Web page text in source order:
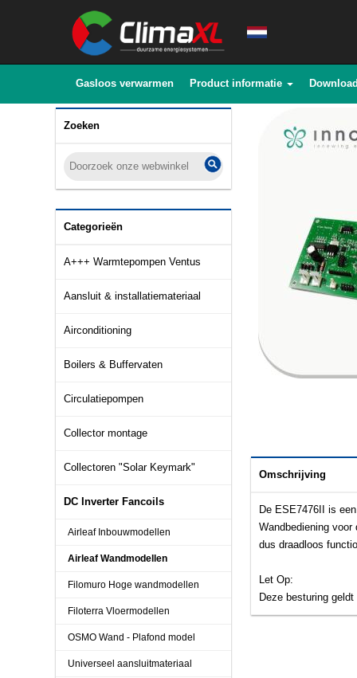
Gasloos verwarmen Product informatie
Zoeken
Categorieën
A+++ Warmtepompen Ventus
Aansluit & installatiemateriaal
Airconditioning
Boilers & Buffervaten
Circulatiepompen
Collector montage
Collectoren "Solar Keymark"
DC Inverter Fancoils
Airleaf Inbouwmodellen
Airleaf Wandmodellen
Filomuro Hoge wandmodellen
Filoterra Vloermodellen
OSMO Wand - Plafond model
Universeel aansluitmateriaal
Omschrijving
De ESE7476II is
Wandbediening
dus draadloos
Let Op:
Deze besturing